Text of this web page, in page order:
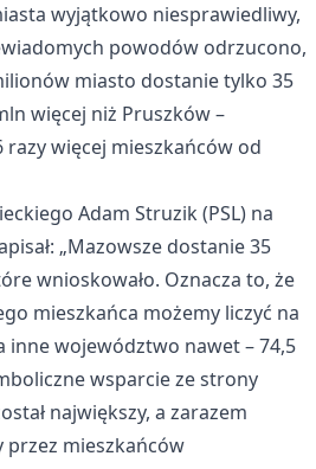
wyjątkowo niesprawiedliwy,
powodów odrzucono,
miasto dostanie tylko 35
więcej niż Pruszków –
razy więcej mieszkańców od
Adam Struzik (PSL) na
„Mazowsze dostanie 35
wnioskowało. Oznacza to, że
mieszkańca możemy liczyć na
inne województwo nawet – 74,5
wsparcie ze strony
największy, a zarazem
przez mieszkańców